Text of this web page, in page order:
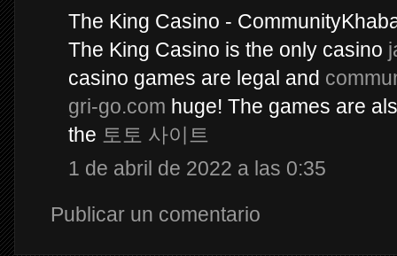
The King Casino -
The King Casino is the only casino
casino games are legal and
gri-go.com huge! The games are
the 토토 사이트
1 de abril de 2022 a las 0:35
Publicar un comentario